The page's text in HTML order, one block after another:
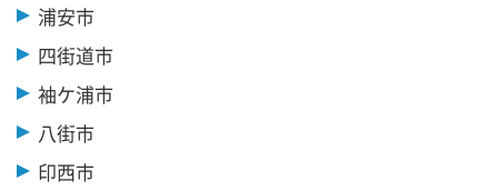
浦安市
四街道市
袖ケ浦市
八街市
印西市